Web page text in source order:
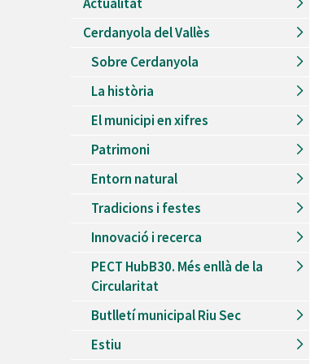
Recursos Humans
Del26/06/2026al30/08/2026
Patis oberts temporada d'estiu
Piscines d'estiu a Cerdanyola
Del01/06/2026al30/09/2026
Refugis climàtics a Cerdanyola
Jocs d'aigua del Parc Cordelles
Del01/07/2024al31/08/2026
Decorem! Conte 'La truita de nabius'
Cerdanyola del Vallès
Sobre Cerdanyola
La història
El municipi en xifres
Patrimoni
Entorn natural
Tradicions i festes
Innovació i recerca
PECT HubB30. Més enllà de la
Circularitat
Butlletí municipal Riu Sec
Estiu